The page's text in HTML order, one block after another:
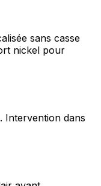
sans casse
nickel pour
Intervention dans